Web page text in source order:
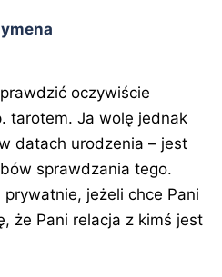
oczywiście
tarotem. Ja wolę jednak
datach urodzenia – jest
sprawdzania tego.
prywatnie, jeżeli chce Pani
że Pani relacja z kimś jest